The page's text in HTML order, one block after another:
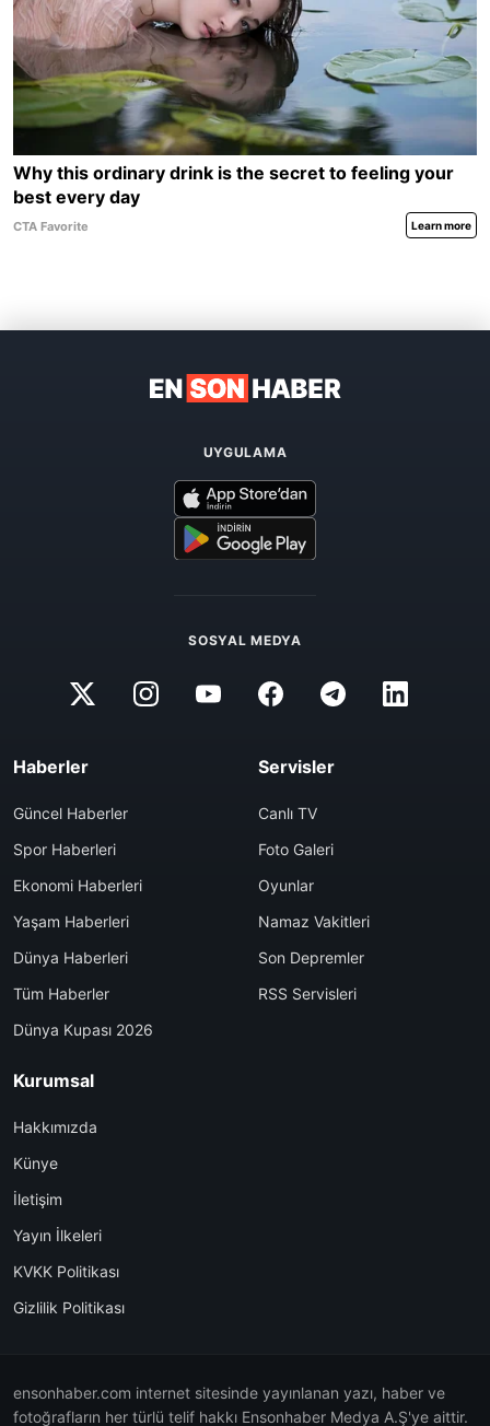
UYGULAMA
SOSYAL MEDYA
Haberler
Güncel Haberler
Spor Haberleri
Ekonomi Haberleri
Yaşam Haberleri
Dünya Haberleri
Tüm Haberler
Dünya Kupası 2026
Servisler
Canlı TV
Foto Galeri
Oyunlar
Namaz Vakitleri
Son Depremler
RSS Servisleri
Kurumsal
Hakkımızda
Künye
İletişim
Yayın İlkeleri
KVKK Politikası
Gizlilik Politikası
ensonhaber.com internet sitesinde yayınlanan yazı, haber ve
fotoğrafların her türlü telif hakkı Ensonhaber Medya A.Ş'ye aittir.